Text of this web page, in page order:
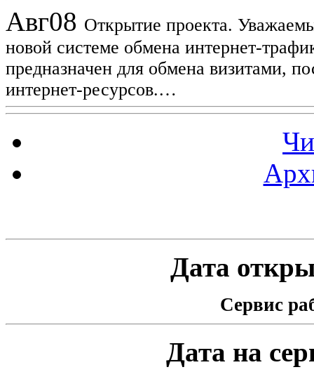
Авг08 Открытие проекта.
новой системе обмена интернет-
предназначен для обмена визитами,
интернет-ресурсов.…
Дата
Сервис
Дата на